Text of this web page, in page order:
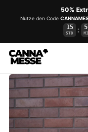
50%
Nutze den Code
15
STD :